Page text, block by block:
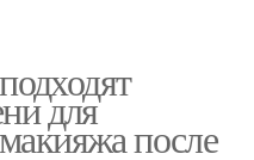
для
после